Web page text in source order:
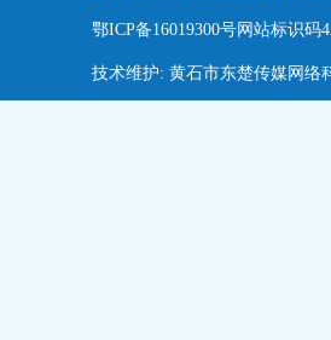
鄂ICP备16019300号网站标识码
技术维护: 黄石市东楚传媒网络